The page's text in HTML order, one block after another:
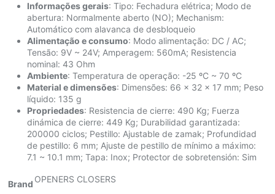
Informações gerais: Tipo: Fechadura elétrica; Modo de
abertura: Normalmente aberto (NO); Mechanism:
Automático com alavanca de desbloqueio
Alimentação e consumo: Modo alimentação: DC / AC;
Tensão: 9V ~ 24V; Amperagem: 560mA; Resistencia
nominal: 43 Ohm
Ambiente: Temperatura de operação: -25 ºC ~ 70 ºC
Material e dimensões: Dimensões: 66 x 32 x 17 mm; Peso
líquido: 135 g
Propriedades: Resistencia de cierre: 490 Kg; Fuerza
dinámica de cierre: 449 Kg; Durabilidad garantizada:
200000 ciclos; Pestillo: Ajustable de zamak; Profundidad
de pestillo: 6 mm; Ajuste de pestillo de mínimo a máximo:
7.1 ~ 10.1 mm; Tapa: Inox; Protector de sobretensión: Sim
Brand OPENERS CLOSERS